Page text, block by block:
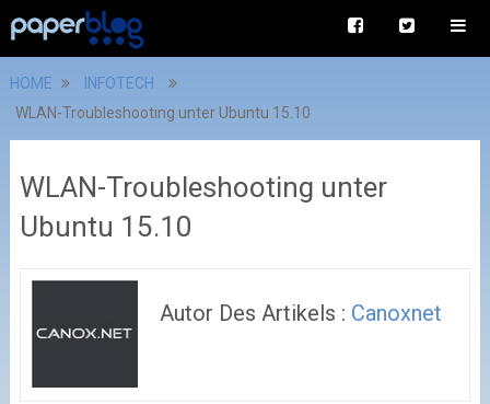
HOME
INFOTECH
WLAN-Troubleshooting unter Ubuntu 15.10
WLAN-Troubleshooting unter
Ubuntu 15.10
Autor Des Artikels : Canoxnet